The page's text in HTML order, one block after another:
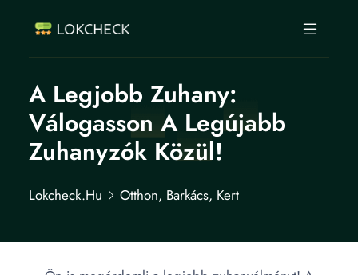
A Legjobb Zuhany:
Válogasson A Legújabb
Zuhanyzók Közül!
Lokcheck.hu Otthon, Barkács, Kert